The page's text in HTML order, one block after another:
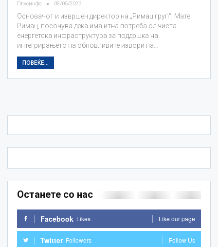
Плусинфо 08/05/2023
Основачот и извршен директор на „Римац груп“, Мате
Римац, посочува дека има итна потреба од чиста
енергетска инфраструктура за поддршка на
интегрирањето на обновливите извори на…
ПОВЕЌЕ...
Останете со нас
Facebook Likes Like our page
Twitter Followers Follow Us